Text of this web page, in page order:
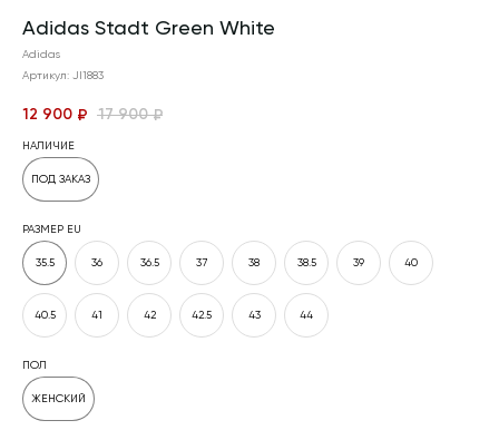
Adidas Stadt Green White
Adidas
Артикул: JI1883
12 900 ₽ 17 900 ₽
НАЛИЧИЕ
ПОД ЗАКАЗ
РАЗМЕР EU
35.5 36 36.5 37 38 38.5 39 40
40.5 41 42 42.5 43 44
ПОЛ
ЖЕНСКИЙ